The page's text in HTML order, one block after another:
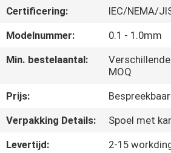
FABRIEKSREIS
CONTACTEER
ONS
Certificering:
IEC/NEMA/
Modelnummer:
0.1 - 1.0mm
Min. bestelaantal:
MOQ
Prijs:
Bespreekbaar
Verpakking Details:
Spoel met
Levertijd:
2-15